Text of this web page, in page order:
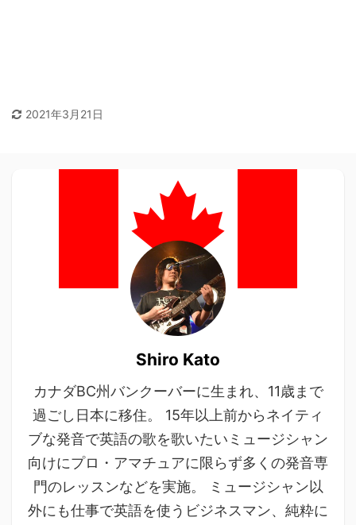
2021年3月21日
Shiro Kato
カナダBC州バンクーバーに生まれ、11歳まで
過ごし日本に移住。 15年以上前からネイティ
ブな発音で英語の歌を歌いたいミュージシャン
向けにプロ・アマチュアに限らず多くの発音専
門のレッスンなどを実施。 ミュージシャン以
外にも仕事で英語を使うビジネスマン、純粋に